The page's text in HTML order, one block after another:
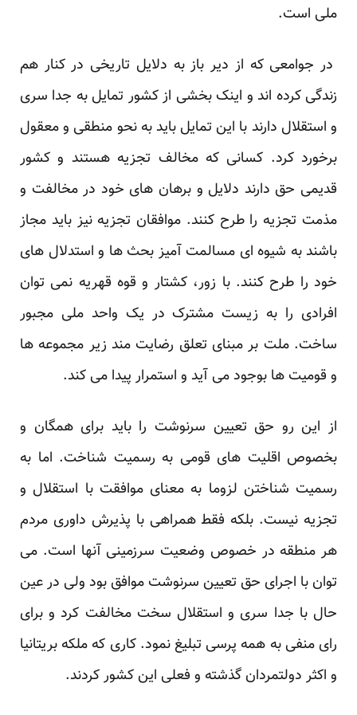
ملی است.
در جوامعی که از دیر باز به دلایل تاریخی در کنار هم
زندگی کرده اند و اینک بخشی از کشور تمایل به جدا سری
و استقلال دارند با این تمایل باید به نحو منطقی و معقول
برخورد کرد. کسانی که مخالف تجزیه هستند و کشور
قدیمی حق دارند دلایل و برهان های خود در مخالفت و
مذمت تجزیه را طرح کنند. موافقان تجزیه نیز باید مجاز
باشند به شیوه ای مسالمت آمیز بحث ها و استدلال های
خود را طرح کنند. با زور، کشتار و قوه قهریه نمی توان
افرادی را به زیست مشترک در یک واحد ملی مجبور
ساخت. ملت بر مبنای تعلق رضایت مند زیر مجموعه ها
و قومیت ها بوجود می آید و استمرار پیدا می کند.
از این رو حق تعیین سرنوشت را باید برای همگان و
بخصوص اقلیت های قومی به رسمیت شناخت. اما به
رسمیت شناختن لزوما به معنای موافقت با استقلال و
تجزیه نیست. بلکه فقط همراهی با پذیرش داوری مردم
هر منطقه در خصوص وضعیت سرزمینی آنها است. می
توان با اجرای حق تعیین سرنوشت موافق بود ولی در عین
حال با جدا سری و استقلال سخت مخالفت کرد و برای
رای منفی به همه پرسی تبلیغ نمود. کاری که ملکه بریتانیا
و اکثر دولتمردان گذشته و فعلی این کشور کردند.